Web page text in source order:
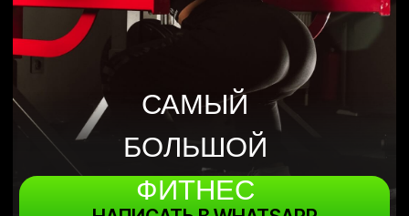
НАПИСАТЬ В WHATSAPP
ФИТНЕС
GYM
ФИТНЕС С
ТРЕНЕРОМ
ВСЕГО ЗА
Приобрести за 24 990 тг/мес.